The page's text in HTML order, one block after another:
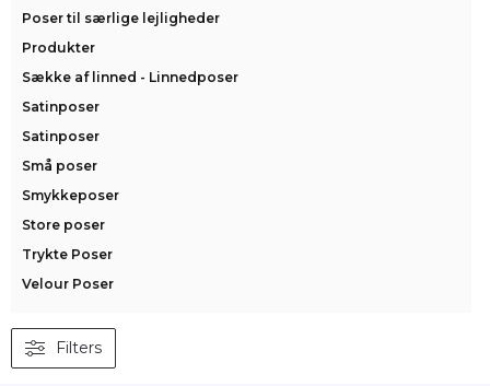
Poser til særlige lejligheder
Produkter
Sække af linned - Linnedposer
Satinposer
Satinposer
Små poser
Smykkeposer
Store poser
Trykte Poser
Velour Poser
Filters